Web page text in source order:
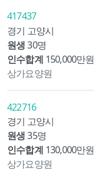
417437
경기 고양시
원생 30명
인수합계 150,000만원
상가요양원
422716
경기 고양시
원생 35명
인수합계 130,000만원
상가요양원